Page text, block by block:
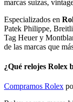
marcas suizas,
Especializados en
Patek Philippe,
Tag Heuer y
de las marcas que
¿Qué relojes Rolex
Compramos Rolex